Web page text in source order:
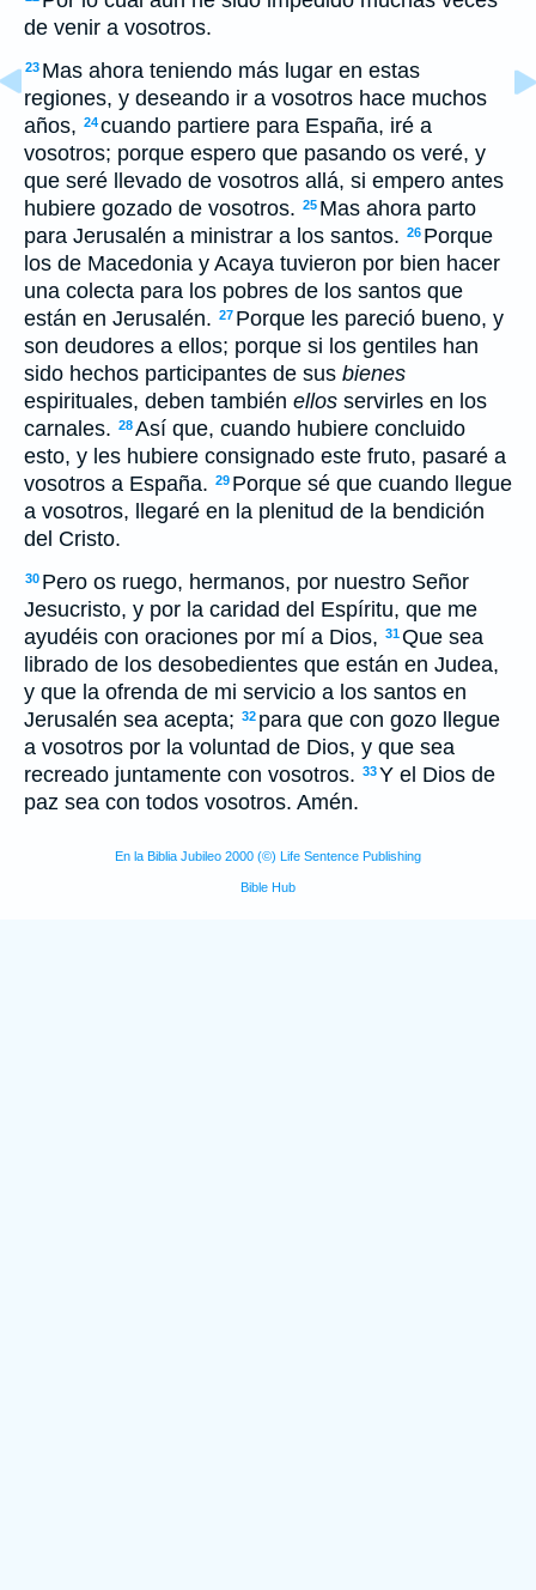
de venir a vosotros.
23 Mas ahora teniendo más lugar en estas
regiones, y deseando ir a vosotros hace muchos
años, 24cuando partiere para España, iré a
vosotros; porque espero que pasando os veré, y
que seré llevado de vosotros allá, si empero antes
hubiere gozado de vosotros. 25 Mas ahora parto
para Jerusalén a ministrar a los santos. 26 Porque
los de Macedonia y Acaya tuvieron por bien hacer
una colecta para los pobres de los santos que
están en Jerusalén. 27 Porque les pareció bueno, y
son deudores a ellos; porque si los gentiles han
sido hechos participantes de sus bienes
espirituales, deben también ellos servirles en los
carnales. 28Así que, cuando hubiere concluido
esto, y les hubiere consignado este fruto, pasaré a
vosotros a España. 29 Porque sé que cuando llegue
a vosotros, llegaré en la plenitud de la bendición
del Cristo.
30 Pero os ruego, hermanos, por nuestro Señor
Jesucristo, y por la caridad del Espíritu, que me
ayudéis con oraciones por mí a Dios, 31Que sea
librado de los desobedientes que están en Judea,
y que la ofrenda de mi servicio a los santos en
Jerusalén sea acepta; 32 para que con gozo llegue
a vosotros por la voluntad de Dios, y que sea
recreado juntamente con vosotros. 33Y el Dios de
paz sea con todos vosotros. Amén.
En la Biblia Jubileo 2000 (©) Life Sentence Publishing
Bible Hub